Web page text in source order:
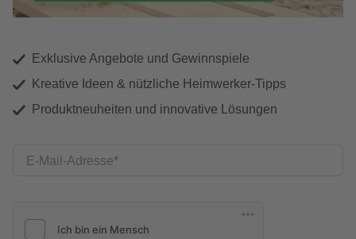
Exklusive Angebote und Gewinnspiele
Kreative Ideen & nützliche Heimwerker-Tipps
Produktneuheiten und innovative Lösungen
E-Mail-Adresse